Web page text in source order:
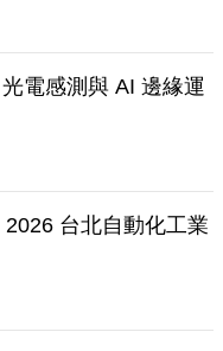
電感測與 AI 邊緣運
台北自動化工業